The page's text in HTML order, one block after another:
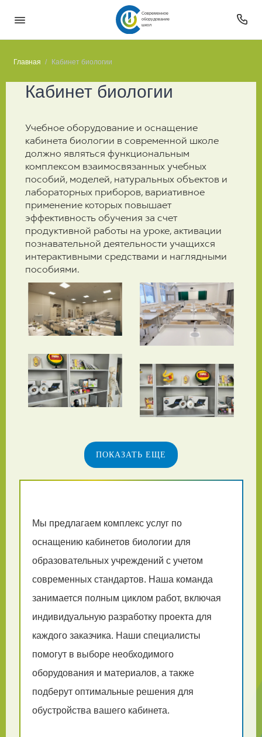
Современное
оборудование
школ
Главная Кабинет биологии
Кабинет биологии
Учебное оборудование и оснащение
кабинета биологии в современной школе
должно являться функциональным
комплексом взаимосвязанных учебных
пособий, моделей, натуральных объектов и
лабораторных приборов, вариативное
применение которых повышает
эффективность обучения за счет
продуктивной работы на уроке, активации
познавательной деятельности учащихся
интерактивными средствами и наглядными
пособиями.
ПОКАЗАТЬ ЕЩЕ
Мы предлагаем комплекс услуг по
оснащению кабинетов биологии для
образовательных учреждений с учетом
современных стандартов. Наша команда
занимается полным циклом работ, включая
индивидуальную разработку проекта для
каждого заказчика. Наши специалисты
помогут в выборе необходимого
оборудования и материалов, а также
подберут оптимальные решения для
обустройства вашего кабинета.